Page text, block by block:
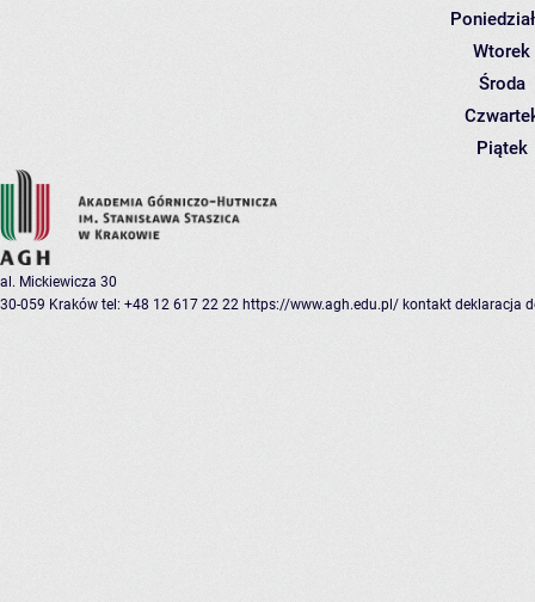
Wtorek
Środa
Piątek
al. Mickiewicza 30
30-059 Kraków tel: +48 12 617 22 22 https://www.agh.edu.pl/ kontakt deklaracja